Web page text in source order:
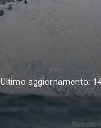
Ultimo aggiornamento: